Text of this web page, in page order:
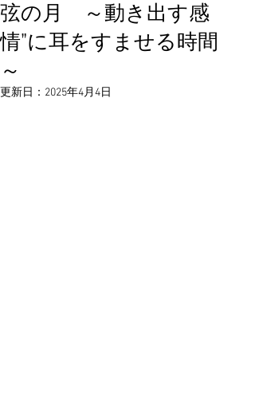
弦の月 ～動き出す感
情”に耳をすませる時間
～
更新日： 2025年4月4日